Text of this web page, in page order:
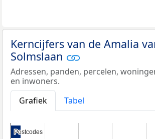
Kerncijfers van de Amalia
Solmslaan
Adressen, panden, percelen,
en inwoners.
Grafiek
Tabel
Postcodes
Postcodes